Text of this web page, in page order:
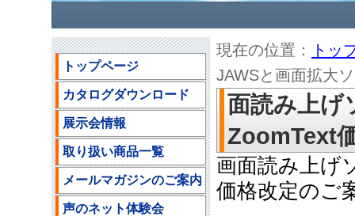
現在の位置：
トッ
JAWSと画面拡大
面読み上げ
ZoomText
画面読み上げ
価格改定のご
トップページ
カタログダウンロード
展示会情報
取り扱い商品一覧
メールマガジンのご案内
声のネット体験会